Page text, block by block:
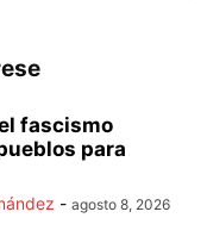
fascismo
para
- agosto 8, 2026